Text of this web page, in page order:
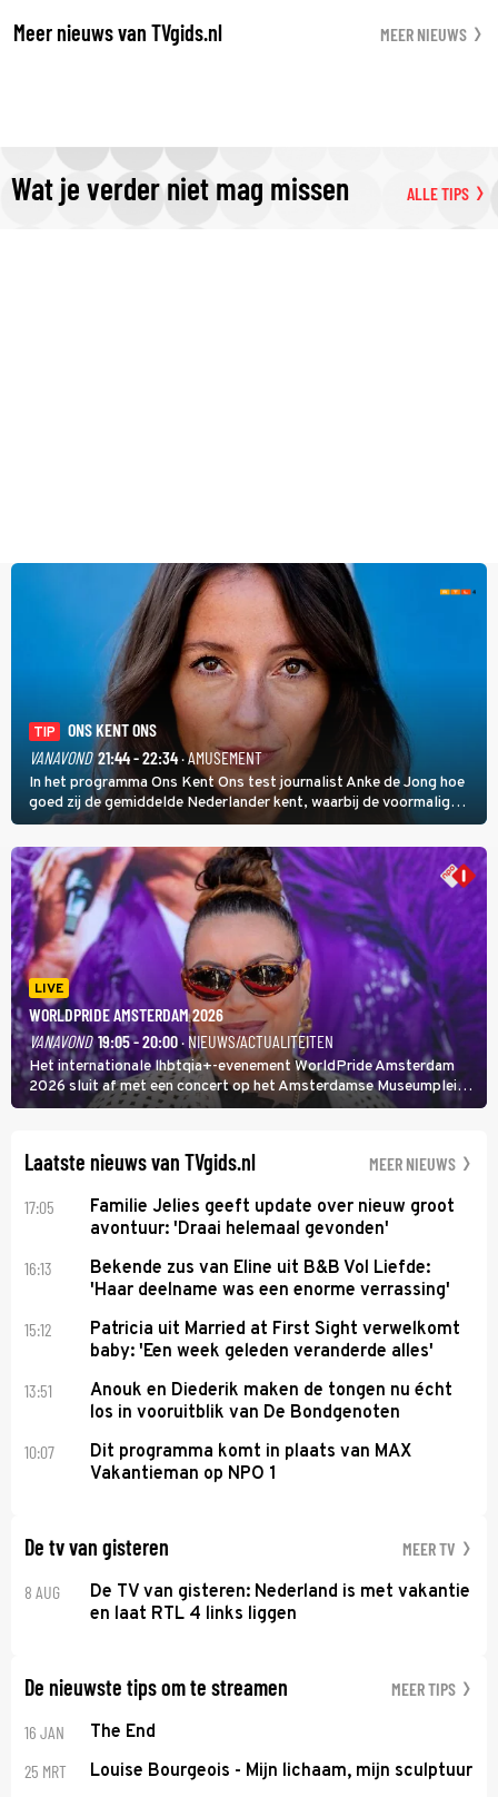
Meer nieuws van TVgids.nl MEER NIEUWS
Wat je verder niet mag missen ALLE TIPS
TIP
ONS KENT ONS
VANAVOND 21:44 - 22:34· AMUSEMENT
In het programma Ons Kent Ons test journalist Anke de Jong hoe
goed zij de gemiddelde Nederlander kent, waarbij de voormalig
hoofdredacteur van modebladen Glamour en Elle het samen met
rapper Keizer opneemt tegen Edson da Graça en Marc-Marie
Huijbregts.
LIVE
WORLDPRIDE AMSTERDAM 2026
VANAVOND 19:05 - 20:00· NIEUWS/ACTUALITEITEN
Het internationale lhbtqia+-evenement WorldPride Amsterdam
2026 sluit af met een concert op het Amsterdamse Museumplein.
Anita Doth is een van de optredende artiesten. In de jaren 90
Laatste nieuws van TVgids.nl MEER NIEUWS
17:05
Familie Jelies geeft update over nieuw groot
avontuur: 'Draai helemaal gevonden'
16:13
Bekende zus van Eline uit B&B Vol Liefde:
'Haar deelname was een enorme verrassing'
15:12
Patricia uit Married at First Sight verwelkomt
baby: 'Een week geleden veranderde alles'
13:51
Anouk en Diederik maken de tongen nu écht
los in vooruitblik van De Bondgenoten
10:07
Dit programma komt in plaats van MAX
Vakantieman op NPO 1
De tv van gisteren MEER TV
8 AUG
De TV van gisteren: Nederland is met vakantie
en laat RTL 4 links liggen
De nieuwste tips om te streamen MEER TIPS
16 JAN The End
25 MRT Louise Bourgeois - Mijn lichaam, mijn sculptuur